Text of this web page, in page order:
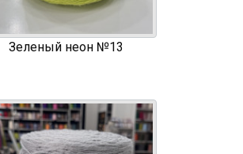
Зеленый неон №13